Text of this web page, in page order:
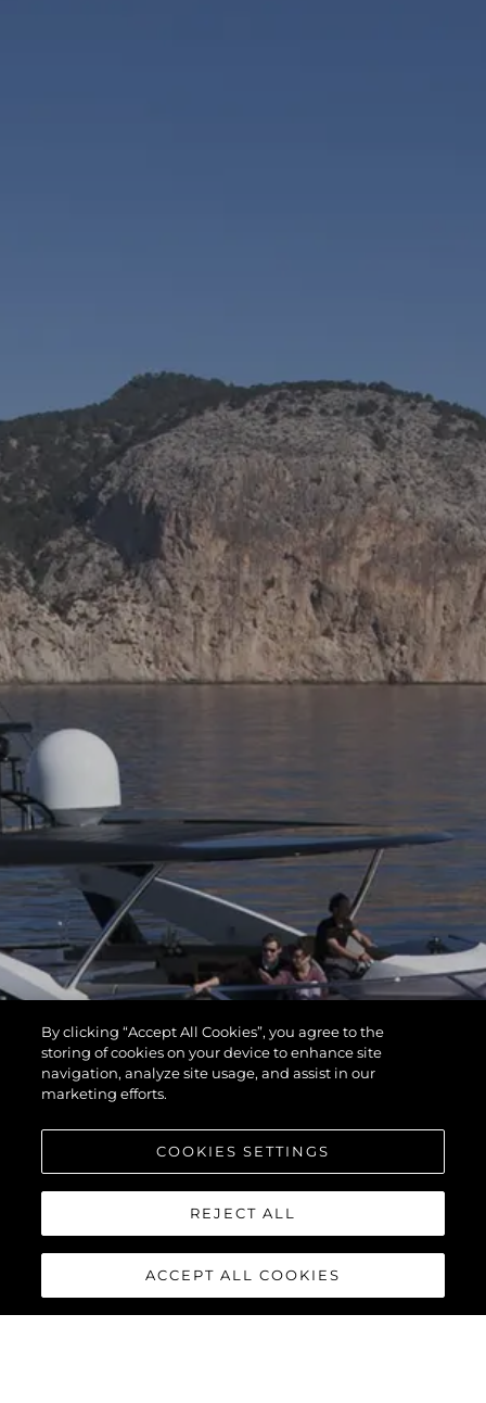
By clicking “Accept All Cookies”, you agree to the
storing of cookies on your device to enhance site
navigation, analyze site usage, and assist in our
marketing efforts.
COOKIES SETTINGS
REJECT ALL
ACCEPT ALL COOKIES